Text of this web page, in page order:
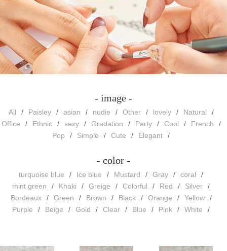
- image -
All Paisley asian nudie Other lovely
Natural
Office
Ethnic sexy Gradation Party Cool
French
Pop
Simple Cute Elegant
- color -
turquoise blue Ice blue Mustard Gray
coral
mint green
Khaki Greige Colorful Red
Silver
Bordeaux
Green Brown Black Orange
Yellow
Purple
Beige Gold Clear Blue Pink White